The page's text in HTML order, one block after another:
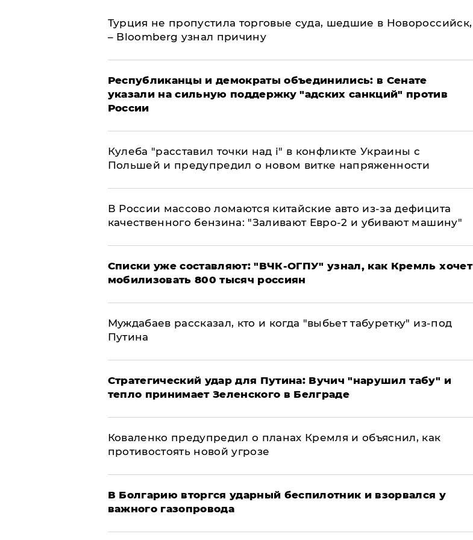
Турция не пропустила торговые суда, шедшие в Новороссийск,
– Bloomberg узнал причину
Республиканцы и демократы объединились: в Сенате
указали на сильную поддержку "адских санкций" против
России
Кулеба "расставил точки над і" в конфликте Украины с
Польшей и предупредил о новом витке напряженности
В России массово ломаются китайские авто из-за дефицита
качественного бензина: "Заливают Евро-2 и убивают машину"
Списки уже составляют: "ВЧК-ОГПУ" узнал, как Кремль хочет
мобилизовать 800 тысяч россиян
Муждабаев рассказал, кто и когда "выбьет табуретку" из-под
Путина
Стратегический удар для Путина: Вучич "нарушил табу" и
тепло принимает Зеленского в Белграде
Коваленко предупредил о планах Кремля и объяснил, как
противостоять новой угрозе
В Болгарию вторгся ударный беспилотник и взорвался у
важного газопровода